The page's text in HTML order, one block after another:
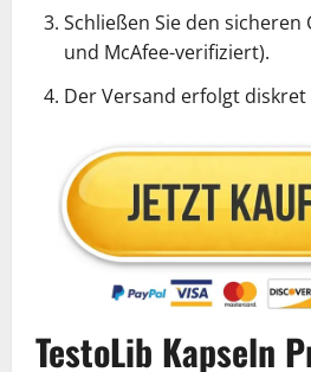
Schließen Sie den sicheren
und McAfee-verifiziert).
Der Versand erfolgt
TestoLib Kapseln